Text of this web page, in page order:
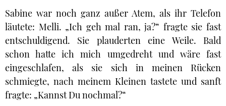
Sabine war noch ganz außer Atem, als ihr Telefon
läutete: Melli. „Ich geh mal ran, ja?“ fragte sie fast
entschuldigend. Sie plauderten eine Weile. Bald
schon hatte ich mich umgedreht und wäre fast
eingeschlafen, als sie sich in meinen Rücken
schmiegte, nach meinem Kleinen tastete und sanft
fragte: „Kannst Du nochmal?“